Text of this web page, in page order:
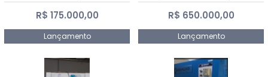
2200 mm
R$ 175.000,00
Lançamento
R$ 650.000,00
Lançamento